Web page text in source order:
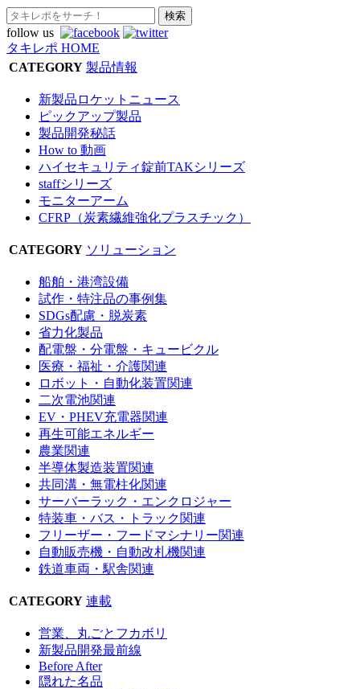
follow us
タキレポ HOME
CATEGORY 製品情報
新製品ロケットニュース
ピックアップ製品
製品開発秘話
How to 動画
ハイセキュリティ錠前TAKシリーズ
staffシリーズ
モニターアーム
CFRP（炭素繊維強化プラスチック）
CATEGORY ソリューション
船舶・港湾設備
試作・特注品の事例集
SDGs配慮・脱炭素
省力化製品
配電盤・分電盤・キュービクル
医療・福祉・介護関連
ロボット・自動化装置関連
二次電池関連
EV・PHEV充電器関連
再生可能エネルギー
農業関連
半導体製造装置関連
共同溝・無電柱化関連
サーバーラック・エンクロジャー
特装車・バス・トラック関連
フリーザー・フードマシナリー関連
自動販売機・自動改札機関連
鉄道車両・駅舎関連
CATEGORY 連載
営業、丸ごとフカボリ
新製品開発最前線
Before After
隠れた名品